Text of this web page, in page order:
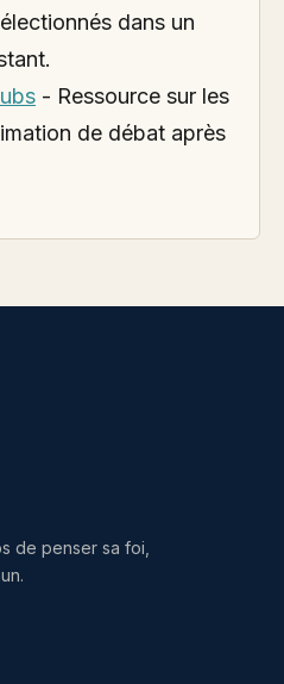
dans un
- Ressource sur les
de débat après
de penser sa foi,